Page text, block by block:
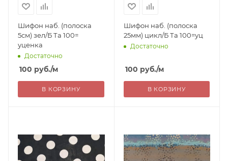
Шифон наб. (полоска
5см) зел/Б Та 100=
уценка
Достаточно
100 руб./м
В КОРЗИНУ
Шифон наб. (полоска
25мм) цикл/Б Та 100=уц
Достаточно
100 руб./м
В КОРЗИНУ